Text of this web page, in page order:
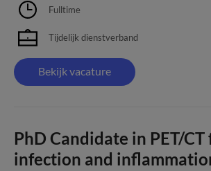
Fulltime
Tijdelijk dienstverband
Bekijk vacature
PhD Candidate in PET/CT
infection and